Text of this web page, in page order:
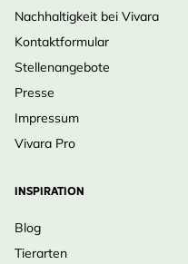
Nachhaltigkeit bei Vivara
Kontaktformular
Stellenangebote
Presse
Impressum
Vivara Pro
INSPIRATION
Blog
Tierarten